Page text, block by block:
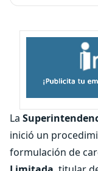
La
inició un
formulación de